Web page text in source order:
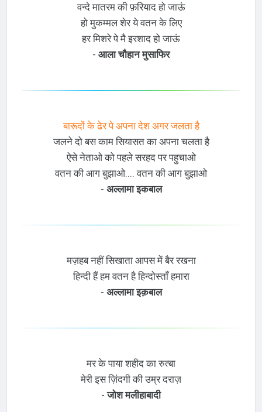
वन्दे मातरम की फ़रियाद हो जाऊं
हो मुकम्मल शेर ये वतन के लिए
हर मिशरे पे मै इरशाद हो जाऊं
- आला चौहान मुसाफिर
बारूदों के ढेर पे अपना देश अगर जलता है
जलने दो बस काम सियासत का अपना चलता है
ऐसे नेताओ को पहले सरहद पर पहुचाओ
वतन की आग बुझाओ.... वतन की आग बुझाओ
- अल्लामा इकबाल
मज़हब नहीं सिखाता आपस में बैर रखना
हिन्दी हैं हम वतन है हिन्दोस्ताँ हमारा
- अल्लामा इक़बाल
मर के पाया शहीद का रुत्बा
मेरी इस ज़िंदगी की उम्र दराज़
-जोश मलीहाबादी